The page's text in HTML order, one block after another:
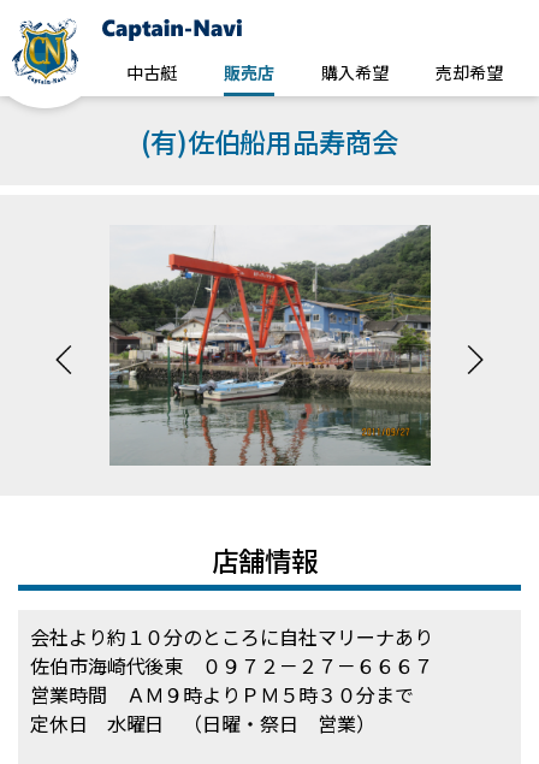
中古艇 販売店 購入希望 売却希望
(有)佐伯船用品寿商会
店舗情報
会社より約１０分のところに自社マリーナあり
佐伯市海崎代後東 ０９７２－２７－６６６７
営業時間 ＡＭ９時よりＰＭ５時３０分まで
定休日 水曜日 （日曜・祭日 営業）